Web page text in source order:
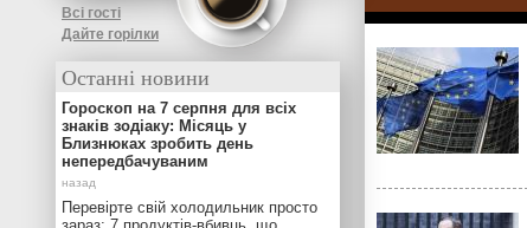
Всі гості
Дайте горілки
Останні новини
Гороскоп на 7 серпня для всіх
знаків зодіаку: Місяць у
Близнюках зробить день
непередбачуваним
Перевірте свій холодильник просто